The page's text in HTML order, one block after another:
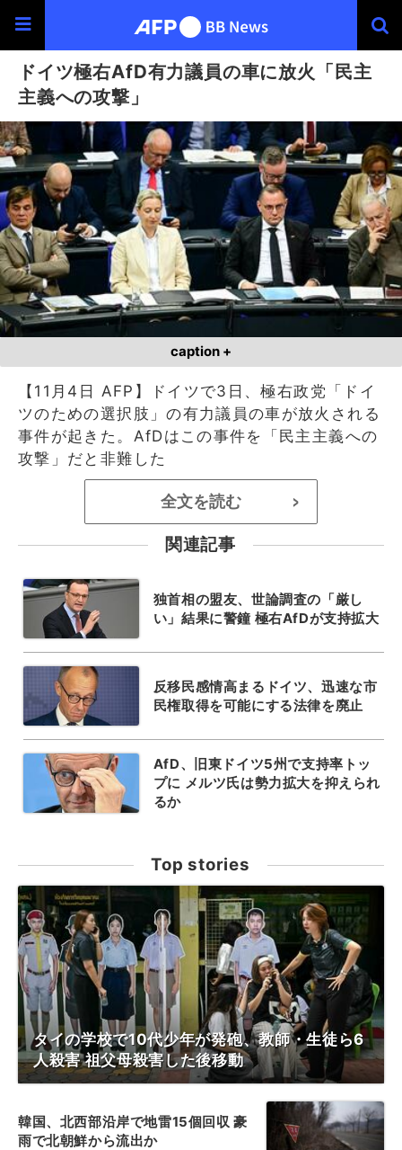
ドイツ極右AfD有力議員の車に放火「民主
主義への攻撃」
caption +
【11月4日 AFP】ドイツで3日、極右政党「ドイ
ツのための選択肢」の有力議員の車が放火される
事件が起きた。AfDはこの事件を「民主主義への
攻撃」だと非難した
全文を読む >
関連記事
独首相の盟友、世論調査の「厳し
い」結果に警鐘 極右AfDが支持拡大
反移民感情高まるドイツ、迅速な市
民権取得を可能にする法律を廃止
AfD、旧東ドイツ5州で支持率トッ
プに メルツ氏は勢力拡大を抑えられ
るか
Top stories
タイの学校で10代少年が発砲、教師・生徒ら6
人殺害 祖父母殺害した後移動
韓国、北西部沿岸で地雷15個回収 豪
雨で北朝鮮から流出か